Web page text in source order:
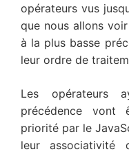
opérateurs vus
que nous allons
à la plus basse
leur ordre de
Les opérateurs
précédence vont
priorité par le
leur associativité